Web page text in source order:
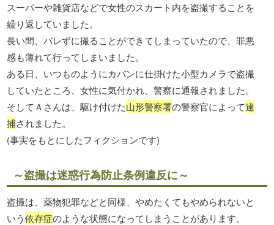
スーパーや雑貨店などで女性のスカート内を盗撮することを
繰り返していました。
長い間、バレずに撮ることができてしまっていたので、罪悪
感も薄れて行ってしまいました。
ある日、いつものようにカバンに仕掛けた小型カメラで盗撮
していたところ、女性に気付かれ、警察に通報されました。
そしてＡさんは、駆け付けた山形警察署の警察官によって逮
捕されました。
(事実をもとにしたフィクションです)
～盗撮は迷惑行為防止条例違反に～
盗撮は、薬物犯罪などと同様、やめたくてもやめられないと
いう依存症のような状態になってしまうことがあります。